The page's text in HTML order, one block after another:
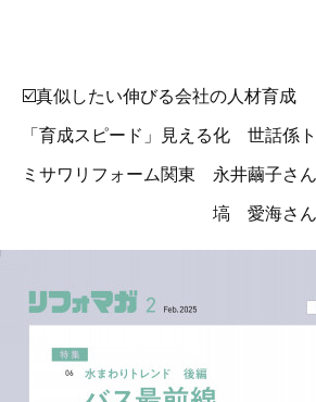
☑️真似したい伸びる会社の人材育成
「育成スピード」見える化 世話係
ミサワリフォーム関東 永井繭子さん
塙 愛海さん